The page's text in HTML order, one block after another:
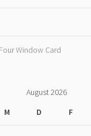
Window Card
August 2026
M D F